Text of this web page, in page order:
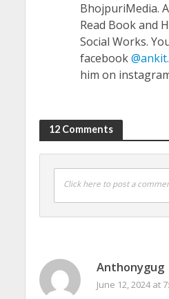
BhojpuriMedia.
Read Book and
Social Works.
facebook
him on
12 Comments
Click here to post a
Anthonygug
June 12, 2024 at